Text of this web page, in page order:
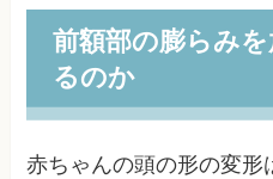
前額部の膨らみ
るのか
赤ちゃんの頭の形の変